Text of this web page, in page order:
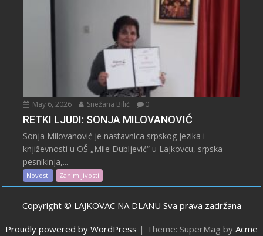
May 6, 2026 Snežana Bilić 0
RETKI LJUDI: SONJA MILOVANOVIĆ
Sonja Milovanović je nastavnica srpskog jezika i
književnosti u OŠ „Mile Dubljević“ u Lajkovcu, srpska
pesnikinja,...
Novosti Zanimljivosti
Copyright © LAJKOVAC NA DLANU Sva prava zadržana
Proudly powered by WordPress | Theme: SuperMag by Acme